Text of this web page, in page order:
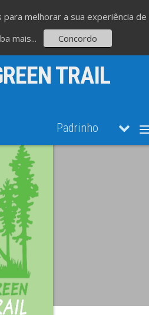
TRAIL
Padrinho
melhorar a sua experiência de
mais... Concordo